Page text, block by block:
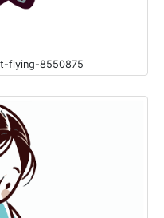
flying-8550875